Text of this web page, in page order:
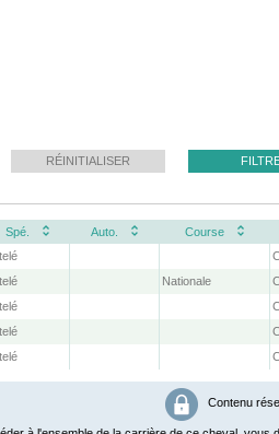
RÉINITIALISER
Spé. Auto. Course
Nationale
Contenu